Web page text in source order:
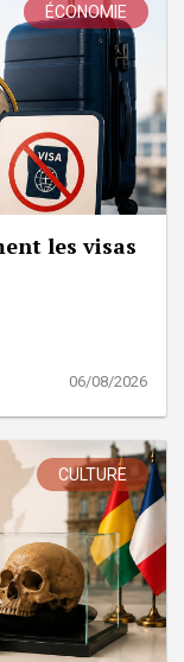
ÉCONOMIE
les visas
06/08/2026
CULTURE